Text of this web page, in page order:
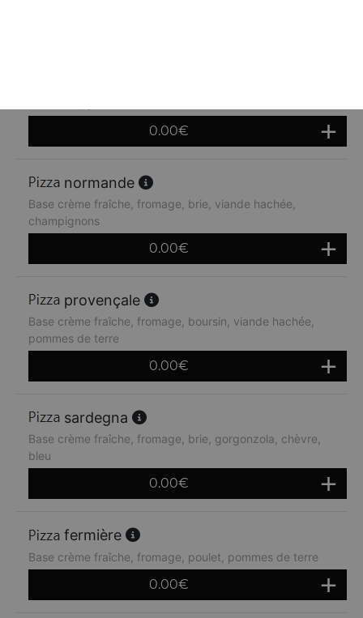
0.00€
normande
Base crème fraîche, fromage, brie, viande hachée,
champignons
0.00€
provençale
Base crème fraîche, fromage, boursin, viande hachée,
pommes de terre
0.00€
sardegna
Base crème fraîche, fromage, brie, gorgonzola, chèvre,
bleu
0.00€
fermière
Base crème fraîche, fromage, poulet, pommes de terre
0.00€